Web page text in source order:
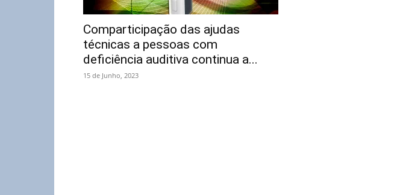
Comparticipação das ajudas
técnicas a pessoas com
deficiência auditiva continua a...
15 de Junho, 2023